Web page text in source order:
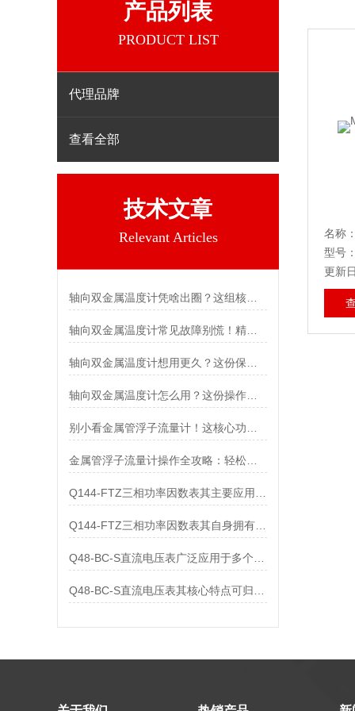
产品列表
PRODUCT LIST
代理品牌
查看全部
技术文章
Relevant Articles
轴向双金属温度计凭啥出圈？这组核心特点给出了答案
轴向双金属温度计常见故障别慌！精准定位，轻松搞定难题
轴向双金属温度计怎么用？这份操作指南，新手也能快速拿捏！
金属管浮子流量计操作全攻略：轻松拿捏，精准掌控每一步！
Q144-FTZ三相功率因数表其自身拥有怎样的功能呢？
名称
型号
更新